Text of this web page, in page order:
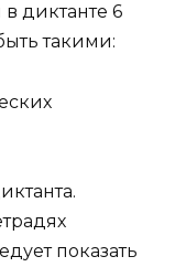
диктанте 6
такими:
показать